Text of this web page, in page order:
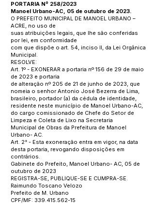
PORTARIA Nº 258/2023
Manoel Urbano-AC, 05 de outubro de 2023.
O PREFEITO MUNICIPAL DE MANOEL URBANO –
ACRE, no uso de
suas atribuições legais, que lhe são conferidas
por lei, em conformidade
com que dispõe o art. 54, inciso II, da Lei Orgânica
Municipal.
RESOLVE:
Art. 1º - EXONERAR a portaria nº 156 de 29 de maio
de 2023 e portaria
de alteração nº 205 de 21 de junho de 2023, que
nomeia o senhor Antonio José Bezerra de Lima,
brasileiro, portador (a) da cédula de identidade,
residente neste município de Manoel Urbano-AC,
do cargo comissionado de Chefe do Setor de
Limpeza e Coleta de Lixo na Secretaria
Municipal de Obras da Prefeitura de Manoel
Urbano- AC.
Art. 2° - Esta exoneração entra em vigor, na data
desta portaria, revogando disposições em
contrários.
Gabinete do Prefeito, Manoel Urbano- AC, 05 de
outubro de 2023
REGISTRA-SE, PUBLIQUE-SE E CUMPRA-SE.
Raimundo Toscano Velozo
Prefeito de M. Urbano
CPF/MF: 339.415.562-15